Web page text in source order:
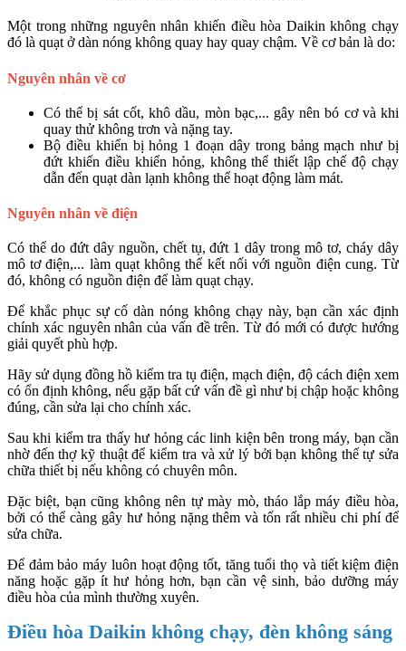
Một trong những nguyên nhân khiến điều hòa Daikin không chạy
đó là quạt ở dàn nóng không quay hay quay chậm. Về cơ bản là do:
Nguyên nhân về cơ
Có thể bị sát cốt, khô dầu, mòn bạc,... gây nên bó cơ và khi
quay thử không trơn và nặng tay.
Bộ điều khiển bị hỏng 1 đoạn dây trong bảng mạch như bị
đứt khiến điều khiển hỏng, không thể thiết lập chế độ chạy
dẫn đến quạt dàn lạnh không thể hoạt động làm mát.
Nguyên nhân về điện
Có thể do đứt dây nguồn, chết tụ, đứt 1 dây trong mô tơ, cháy dây
mô tơ điện,... làm quạt không thể kết nối với nguồn điện cung. Từ
đó, không có nguồn điện để làm quạt chạy.
Để khắc phục sự cố dàn nóng không chạy này, bạn cần xác định
chính xác nguyên nhân của vấn đề trên. Từ đó mới có được hướng
giải quyết phù hợp.
Hãy sử dụng đồng hồ kiểm tra tụ điện, mạch điện, độ cách điện xem
có ổn định không, nếu gặp bất cứ vấn đề gì như bị chập hoặc không
đúng, cần sửa lại cho chính xác.
Sau khi kiểm tra thấy hư hỏng các linh kiện bên trong máy, bạn cần
nhờ đến thợ kỹ thuật để kiểm tra và xử lý bởi bạn không thể tự sửa
chữa thiết bị nếu không có chuyên môn.
Đặc biệt, bạn cũng không nên tự mày mò, tháo lắp máy điều hòa,
bởi có thể càng gây hư hỏng nặng thêm và tốn rất nhiều chi phí để
sửa chữa.
Để đảm bảo máy luôn hoạt động tốt, tăng tuổi thọ và tiết kiệm điện
năng hoặc gặp ít hư hỏng hơn, bạn cần vệ sinh, bảo dưỡng máy
điều hòa của mình thường xuyên.
Điều hòa Daikin không chạy, đèn không sáng